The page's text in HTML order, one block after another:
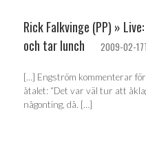
Rick Falkvinge (PP) »
och tar lunch
2009-02-
[…] Engström kommenterar
åtalet: “Det var väl tur att
någonting, då. […]